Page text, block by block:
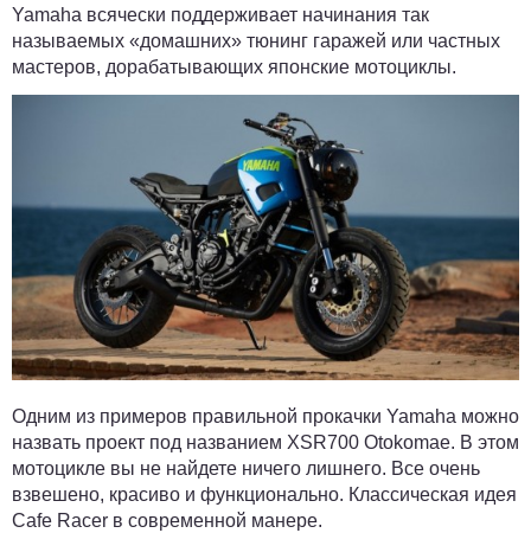
Yamaha всячески поддерживает начинания так
называемых «домашних» тюнинг гаражей или частных
мастеров, дорабатывающих японские мотоциклы.
Одним из примеров правильной прокачки Yamaha можно
назвать проект под названием XSR700 Otokomae. В этом
мотоцикле вы не найдете ничего лишнего. Все очень
взвешено, красиво и функционально. Классическая идея
Cafe Racer в современной манере.